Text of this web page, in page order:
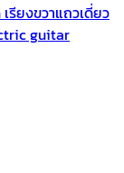
ยงขวาแถวเดี่ยว
guitar